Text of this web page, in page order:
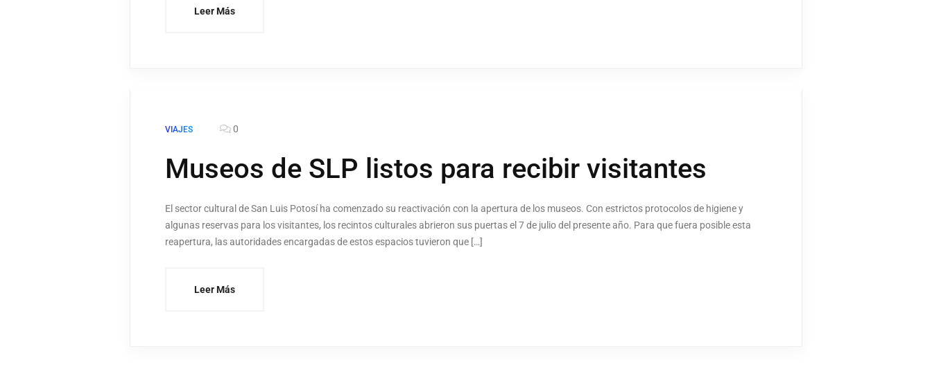
Leer Más
VIAJES 0
Museos de SLP listos para recibir visitantes
El sector cultural de San Luis Potosí ha comenzado su reactivación con la apertura de los museos. Con estrictos protocolos de higiene y
algunas reservas para los visitantes, los recintos culturales abrieron sus puertas el 7 de julio del presente año. Para que fuera posible esta
reapertura, las autoridades encargadas de estos espacios tuvieron que […]
Leer Más